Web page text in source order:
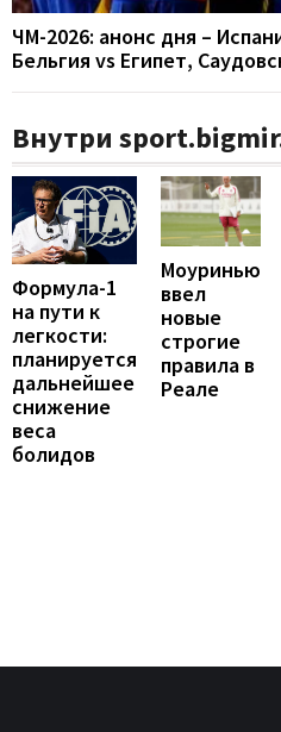
ЧМ-2026: анонс дня –
Бельгия vs Египет,
Внутри
Формула-1
на пути к
легкости:
планируется
дальнейшее
снижение
веса
болидов
Моуринью
ввел
новые
строгие
правила в
Реале